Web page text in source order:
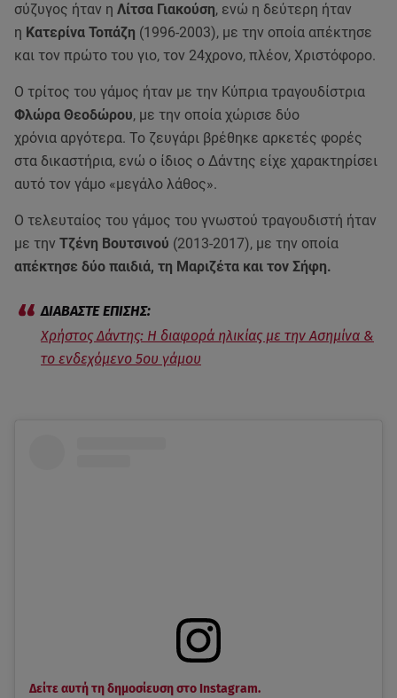
σύζυγος ήταν η Λίτσα Γιακούση, ενώ η δεύτερη ήταν
η Κατερίνα Τοπάζη (1996-2003), με την οποία απέκτησε
και τον πρώτο του γιο, τον 24χρονο, πλέον, Χριστόφορο.
Ο τρίτος του γάμος ήταν με την Κύπρια τραγουδίστρια
Φλώρα Θεοδώρου, με την οποία χώρισε δύο
χρόνια αργότερα. Το ζευγάρι βρέθηκε αρκετές φορές
στα δικαστήρια, ενώ ο ίδιος ο Δάντης είχε χαρακτηρίσει
αυτό τον γάμο «μεγάλο λάθος».
Ο τελευταίος του γάμος του γνωστού τραγουδιστή ήταν
με την Τζένη Βουτσινού (2013-2017), με την οποία
απέκτησε δύο παιδιά, τη Μαριζέτα και τον Σήφη.
Χρήστος Δάντης: Η διαφορά ηλικίας με την Ασημίνα &
το ενδεχόμενο 5ου γάμου
Δείτε αυτή τη δημοσίευση στο Instagram.